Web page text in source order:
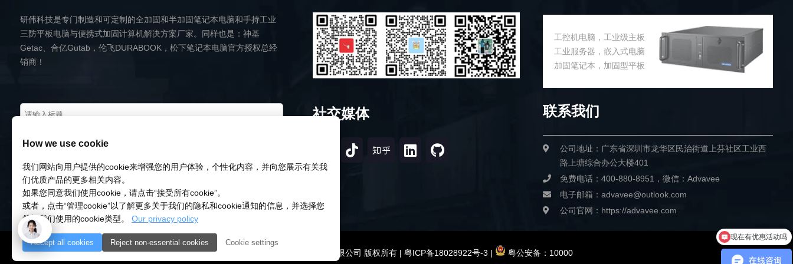
研伟科技是专门制造和可定制的全加固和半加固笔记本电脑和手持工业
三防平板电脑与便携式加固计算机解决方案厂家。同样也是：神基
Getac、合亿Gutab，伦飞DURABOOK，松下笔记本电脑官方授权总经
销商！
社交媒体
工控机电脑，工业级主板
工业服务器，嵌入式电脑
加固笔记本，加固型平板
联系我们
公司地址：广东省深圳市龙华区民治街道上芬社区工业西
路上塘综合办公大楼401
免费电话：400-880-8951，微信：Advavee
电子邮箱：advavee@outlook.com
公司官网：https://advavee.com
© 2018-2026 深圳市研伟科技有限公司 版权所有 | 粤ICP备18028922号-3 | 粤公安备：10000
How we use cookie
我们网站向用户提供的cookie来增强您的用户体验，个性化内容，并向您展示有关我
们优质产品的更多相关内容。
如果您同意我们使用cookie，请点击“接受所有cookie”。
或者，点击“管理cookie”以了解更多关于我们的隐私和cookie通知的信息，并选择您
希望我们使用的cookie类型。 Our privacy policy
Accept all cookies Reject non-essential cookies Cookie settings
现在有优惠活动吗